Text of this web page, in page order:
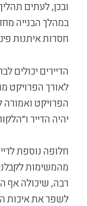
ובכן, לעתים
במהלך הבנייה
חסרות איתנות
הדיירים יכולים
לאורך הפרויקט
הפרויקט ואמורה
יהיה הדייר
חלופה נוספת
מהמשימות
רבה, שיכולה אף
לשפר את איכות